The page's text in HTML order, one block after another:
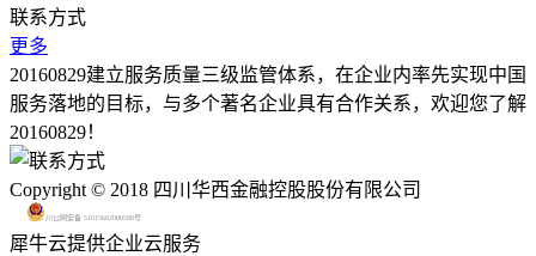
联系方式
更多
20160829建立服务质量三级监管体系，在企业内率先实现中国
服务落地的目标，与多个著名企业具有合作关系，欢迎您了解
20160829！
Copyright © 2018 四川华西金融控股股份有限公司
川公网安备 51015602000580号
犀牛云提供企业云服务